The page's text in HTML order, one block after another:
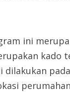
ini
kado